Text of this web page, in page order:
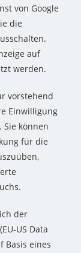
von Google
die
auf
werden.
vorstehend
Einwilligung
Sie können
für die
der
US Data
Basis eines